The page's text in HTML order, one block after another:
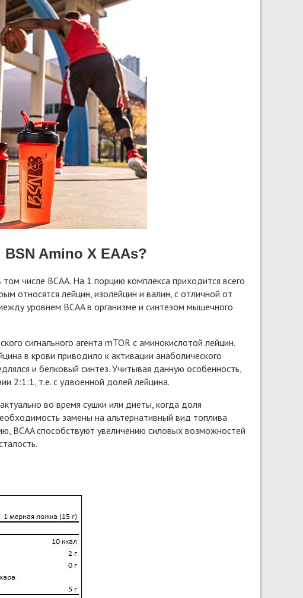
Amino X EAAs?
числе BCAA. На 1 порцию комплекса приходится всего
относятся лейцин, изолейцин и валин, с отличной от
уровнем BCAA в организме и синтезом мышечного
сигнального агента mTOR с аминокислотой лейцин.
в крови приводило к активации анаболического
и белковый синтез. Учитывая данную особенность,
2:1:1, т.е. с удвоенной долей лейцина.
во время сушки или диеты, когда доля
замены на альтернативный вид топлива
BCAA способствуют увеличению силовых возможностей